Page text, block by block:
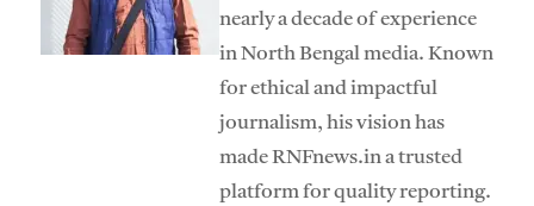
nearly a decade of experience
in North Bengal media. Known
for ethical and impactful
journalism, his vision has
made RNFnews.in a trusted
platform for quality reporting.